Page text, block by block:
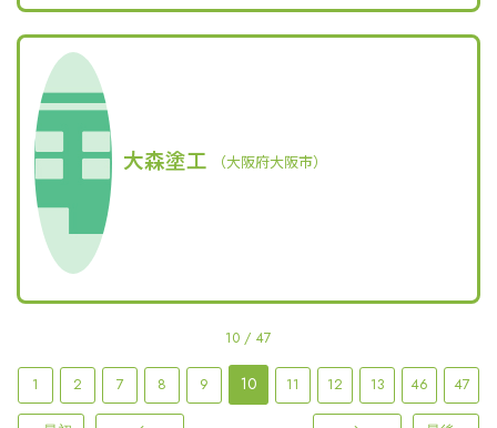
大森塗工 （大阪府大阪市）
10 / 47
1 2 7 8 9 10 11 12 13 46 47